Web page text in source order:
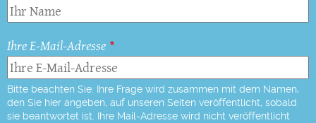
Ihre E-Mail-Adresse
Bitte beachten Sie: Ihre Frage wird zusammen mit dem Namen,
den Sie hier angeben, auf unseren Seiten veröffentlicht, sobald
sie beantwortet ist. Ihre Mail-Adresse wird nicht veröffentlicht